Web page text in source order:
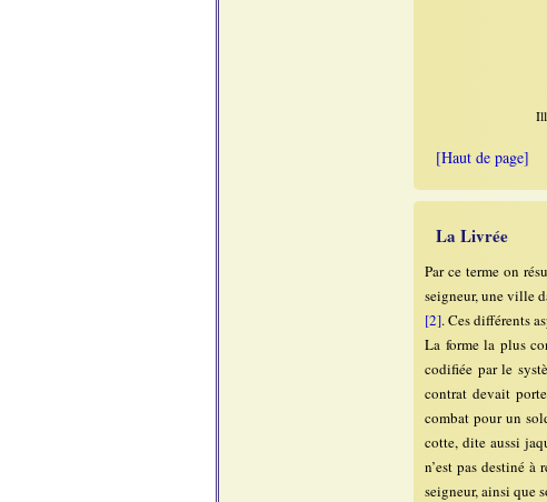
[Haut de page]
La Livrée
Par ce terme on
seigneur, une ville
[2]. Ces différents
La forme la plus
codifiée par le
contrat devait
combat pour un
cotte, dite aussi
n’est pas destiné
seigneur, ainsi que